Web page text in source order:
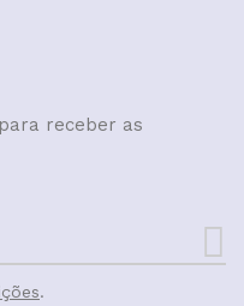
receber as
.